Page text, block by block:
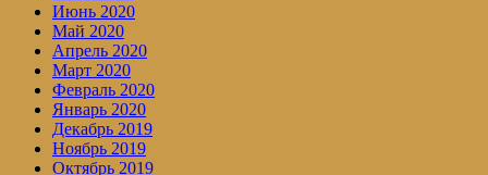
Июнь 2020
Май 2020
Апрель 2020
Март 2020
Февраль 2020
Январь 2020
Декабрь 2019
Ноябрь 2019
Октябрь 2019